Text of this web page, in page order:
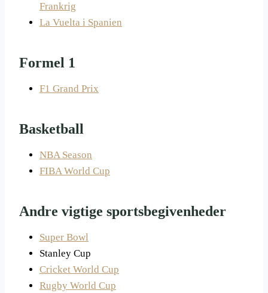
Frankrig
La Vuelta i Spanien
Formel 1
F1 Grand Prix
Basketball
NBA Season
FIBA World Cup
Andre vigtige sportsbegivenheder
Super Bowl
Stanley Cup
Cricket World Cup
Rugby World Cup